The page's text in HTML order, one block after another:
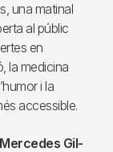
una matinal
al públic
en
la medicina
i la
accessible.
Mercedes Gil-